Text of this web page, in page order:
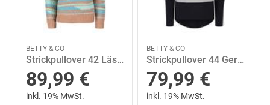
BETTY & CO
Strickpullover 42 Lässig - Camel/mint
89,99 €
inkl. 19% MwSt.
BETTY & CO
Strickpullover 44 Gerade - Dunkelblau/blau
79,99 €
inkl. 19% MwSt.